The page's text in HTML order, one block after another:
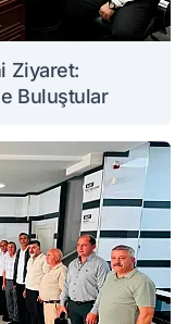
Ziyaret:
Buluştular